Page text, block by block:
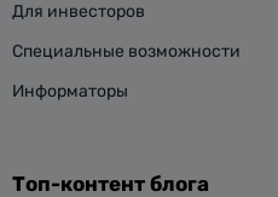
Для инвесторов
Специальные возможности
Информаторы
Топ-контент блога